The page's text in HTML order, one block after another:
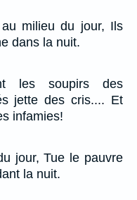
milieu du jour, Ils
dans la nuit.
les soupirs des
jette des cris.... Et
infamies!
jour, Tue le pauvre
la nuit.